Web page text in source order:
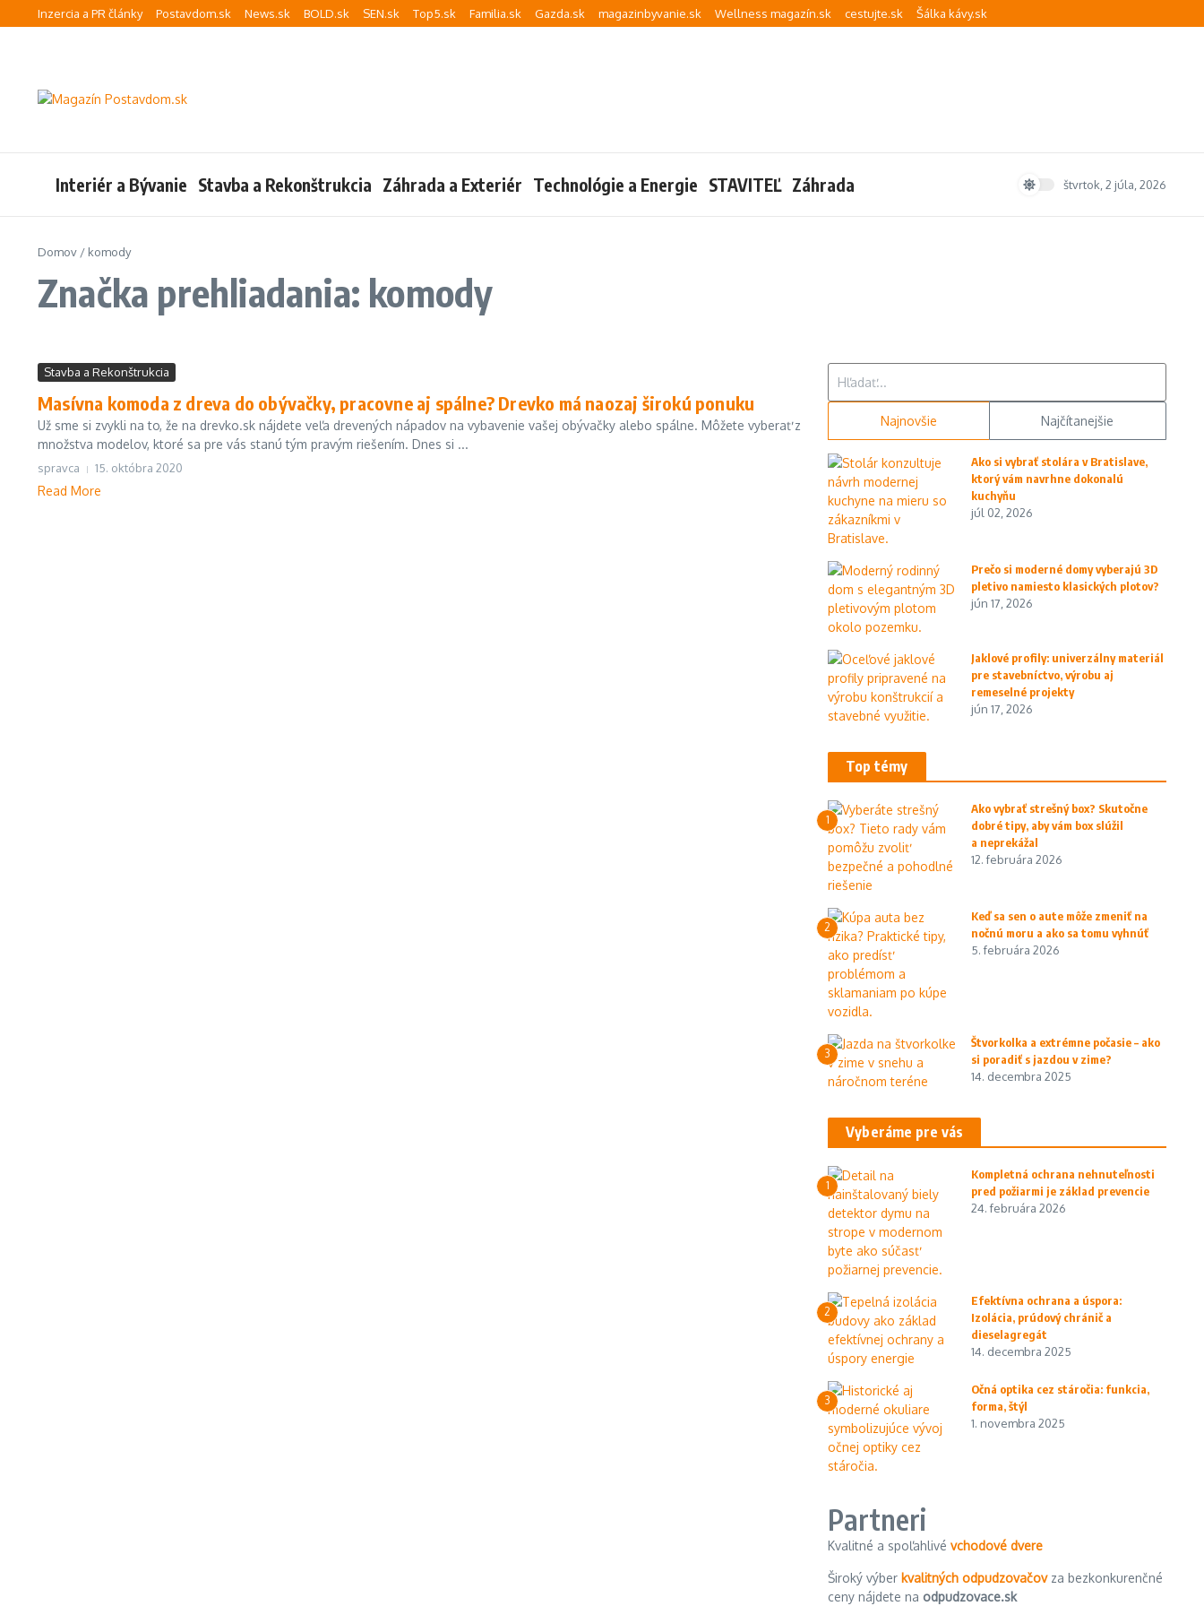
Preskočiť na obsah
Inzercia a PR články Postavdom.sk News.sk BOLD.sk SEN.sk Top5.sk Familia.sk Gazda.sk magazinbyvanie.sk Wellness magazín.sk cestujte.sk Šálka kávy.sk
Interiér a Bývanie Stavba a Rekonštrukcia Záhrada a Exteriér Technológie a Energie STAVITEĽ Záhrada štvrtok, 2 júla, 2026
Domov / komody
Značka prehliadania: komody
Stavba a Rekonštrukcia
Masívna komoda z dreva do obývačky, pracovne aj spálne? Drevko má naozaj širokú ponuku
Už sme si zvykli na to, že na drevko.sk nájdete veľa drevených nápadov na vybavenie vašej obývačky alebo spálne. Môžete vyberať z
množstva modelov, ktoré sa pre vás stanú tým pravým riešením. Dnes si ...
spravca 15. októbra 2020
Read More
Najnovšie Najčítanejšie
Ako si vybrať stolára v Bratislave,
ktorý vám navrhne dokonalú
kuchyňu
júl 02, 2026
Prečo si moderné domy vyberajú 3D
pletivo namiesto klasických plotov?
jún 17, 2026
Jaklové profily: univerzálny materiál
pre stavebníctvo, výrobu aj
remeselné projekty
jún 17, 2026
Top témy
1
Ako vybrať strešný box? Skutočne
dobré tipy, aby vám box slúžil
a neprekážal
12. februára 2026
2
Keď sa sen o aute môže zmeniť na
nočnú moru a ako sa tomu vyhnúť
5. februára 2026
3
Štvorkolka a extrémne počasie – ako
si poradiť s jazdou v zime?
14. decembra 2025
Vyberáme pre vás
1
Kompletná ochrana nehnuteľnosti
pred požiarmi je základ prevencie
24. februára 2026
2
Efektívna ochrana a úspora:
Izolácia, prúdový chránič a
dieselagregát
14. decembra 2025
3
Očná optika cez stáročia: funkcia,
forma, štýl
1. novembra 2025
Partneri
Kvalitné a spoľahlivé vchodové dvere
Široký výber kvalitných odpudzovačovza bezkonkurenčné
ceny nájdete na odpudzovace.sk